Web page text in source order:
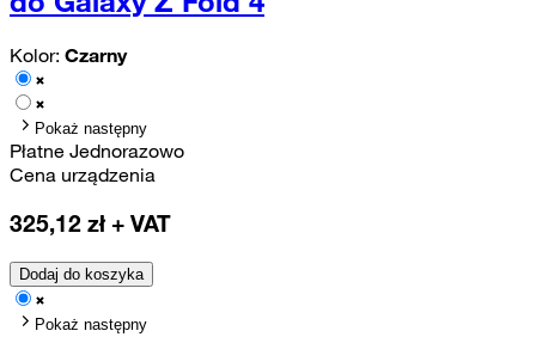
Kolor: Czarny
Pokaż następny
Płatne Jednorazowo
Cena urządzenia
325,12 zł + VAT
Dodaj do koszyka
Pokaż następny